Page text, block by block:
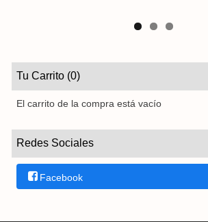
Tu Carrito (0)
El carrito de la compra está vacío
Redes Sociales
Facebook